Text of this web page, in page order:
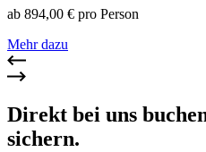
ab 894,00 € pro Person
Mehr dazu
Direkt bei uns
sichern.